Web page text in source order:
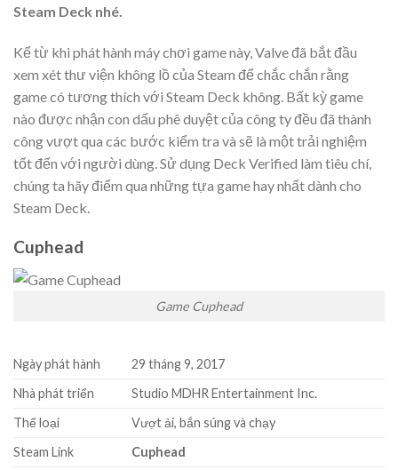
Steam Deck nhé.
Kể từ khi phát hành máy chơi game này, Valve đã bắt đầu
xem xét thư viện không lồ của Steam để chắc chắn rằng
game có tương thích với Steam Deck không. Bất kỳ game
nào được nhận con dấu phê duyệt của công ty đều đã thành
công vượt qua các bước kiểm tra và sẽ là một trải nghiệm
tốt đến với người dùng. Sử dụng Deck Verified làm tiêu chí,
chúng ta hãy điểm qua những tựa game hay nhất dành cho
Steam Deck.
Cuphead
Game Cuphead
Ngày phát hành
29 tháng 9, 2017
Nhà phát triển
Studio MDHR Entertainment Inc.
Thể loại
Vượt ải, bắn súng và chạy
Steam Link
Cuphead